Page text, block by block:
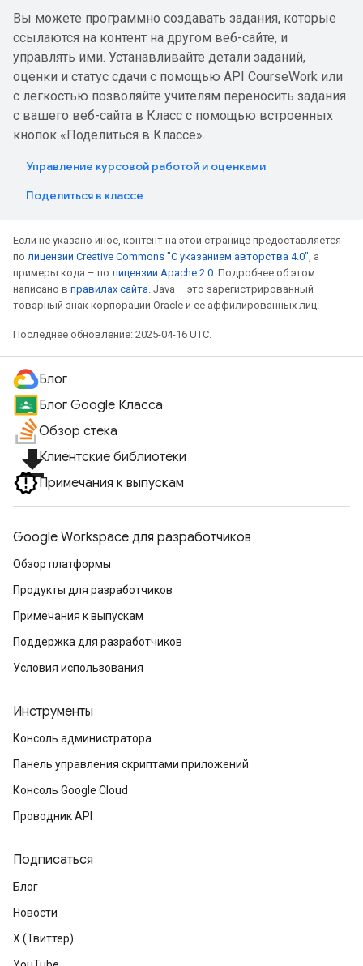
Вы можете программно создавать задания, которые
ссылаются на контент на другом веб-сайте, и
управлять ими. Устанавливайте детали заданий,
оценки и статус сдачи с помощью API CourseWork или
с легкостью позволяйте учителям переносить задания
с вашего веб-сайта в Класс с помощью встроенных
кнопок «Поделиться в Классе».
Управление курсовой работой и оценками
Поделиться в классе
Если не указано иное, контент на этой странице предоставляется
по лицензии Creative Commons "С указанием авторства 4.0" , а
примеры кода – по лицензии Apache 2.0 . Подробнее об этом
написано в правилах сайта . Java – это зарегистрированный
товарный знак корпорации Oracle и ее аффилированных лиц.
Последнее обновление: 2025-04-16 UTC.
Блог
Блог Google Класса
Обзор стека
file_downloadКлиентские библиотеки
Примечания к выпускам
Google Workspace для разработчиков
Обзор платформы
Продукты для разработчиков
Примечания к выпускам
Поддержка для разработчиков
Условия использования
Инструменты
Консоль администратора
Панель управления скриптами приложений
Консоль Google Cloud
Проводник API
Подписаться
Блог
Новости
X (Твиттер)